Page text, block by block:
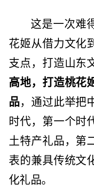
这是一次难
花姬从借力文化
支点，打造山东
高地，打造桃花
品，通过此举把
时代，第一个时
土特产礼品，第
表的兼具传统文
化礼品。